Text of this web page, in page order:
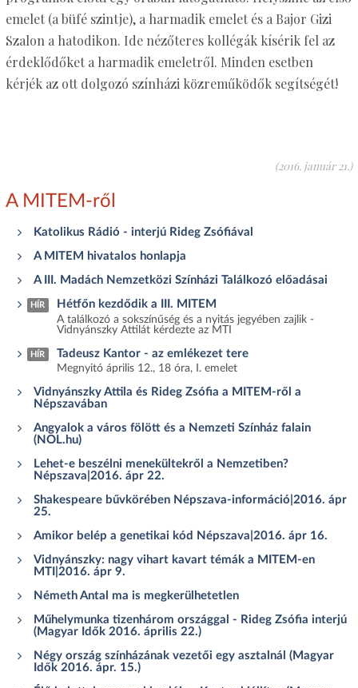
emelet (a büfé szintje), a harmadik emelet és a Bajor Gizi
Szalon a hatodikon. Ide nézőteres kollégák kísérik fel az
érdeklődőket a harmadik emeletről. Minden esetben
kérjék az ott dolgozó színházi közreműködők segítségét!
(2016. január 21.)
A MITEM-ről
Katolikus Rádió - interjú Rideg Zsófiával
A MITEM hivatalos honlapja
A III. Madách Nemzetközi Színházi Találkozó előadásai
HÍR Hétfőn kezdődik a III. MITEM
A találkozó a sokszínűség és a nyitás jegyében zajlik -
Vidnyánszky Attilát kérdezte az MTI
HÍR Tadeusz Kantor - az emlékezet tere
Megnyitó április 12., 18 óra, I. emelet
Vidnyánszky Attila és Rideg Zsófia a MITEM-ről a
Népszavában
Angyalok a város fölött és a Nemzeti Színház falain
(NOL.hu)
Lehet-e beszélni menekültekről a Nemzetiben?
Népszava|2016. ápr 22.
Shakespeare bűvkörében Népszava-információ|2016. ápr
25.
Amikor belép a genetikai kód Népszava|2016. ápr 16.
Vidnyánszky: nagy vihart kavart témák a MITEM-en
MTI|2016. ápr 9.
Németh Antal ma is megkerülhetetlen
Műhelymunka tizenhárom országgal - Rideg Zsófia interjú
(Magyar Idők 2016. április 22.)
Négy ország színházának vezetői egy asztalnál (Magyar
Idők 2016. ápr. 15.)